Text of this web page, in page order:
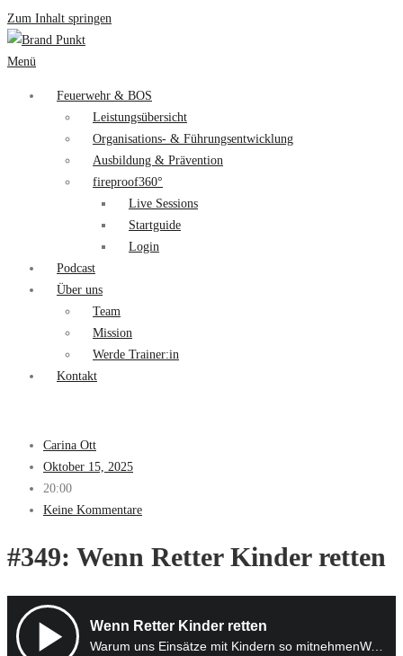
Zum Inhalt springen
Menü
Feuerwehr & BOS
Leistungsübersicht
Organisations- & Führungsentwicklung
Ausbildung & Prävention
fireproof360°
Live Sessions
Startguide
Login
Podcast
Über uns
Team
Mission
Werde Trainer:in
Kontakt
Carina Ott
Oktober 15, 2025
20:00
Keine Kommentare
#349: Wenn Retter Kinder retten